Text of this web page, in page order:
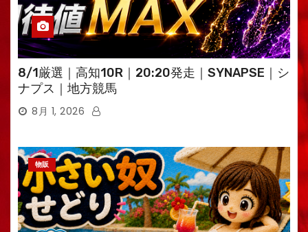
8/1厳選｜高知10R｜20:20発走｜SYNAPSE｜シ
ナプス｜地方競馬
8月 1, 2026
物販